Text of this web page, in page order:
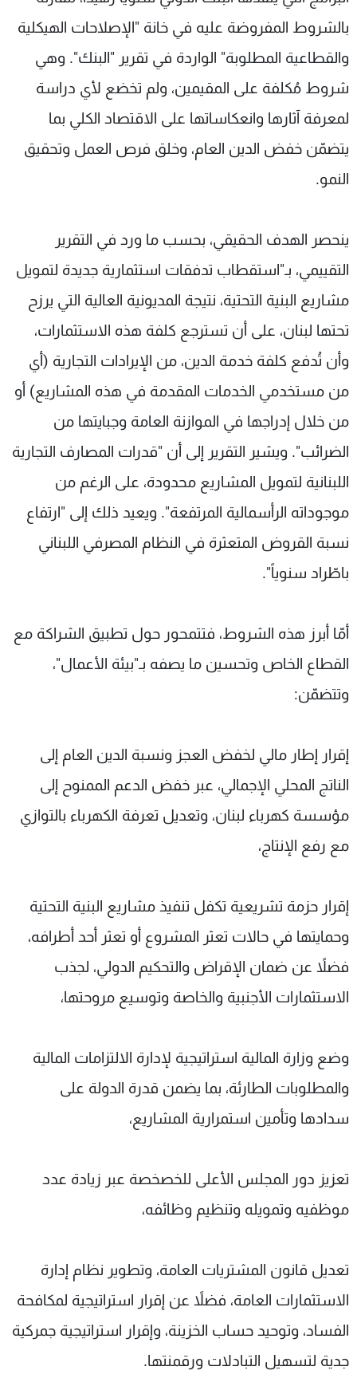
بالشروط المفروضة عليه في خانة "الإصلاحات الهيكلية
والقطاعية المطلوبة" الواردة في تقرير "البنك". وهي
شروط مُكلفة على المقيمين، ولم تخضع لأي دراسة
لمعرفة آثارها وانعكاساتها على الاقتصاد الكلي بما
يتضمّن خفض الدين العام، وخلق فرص العمل وتحقيق
النمو.
ينحصر الهدف الحقيقي، بحسب ما ورد في التقرير
التقييمي، بـ"استقطاب تدفقات استثمارية جديدة لتمويل
مشاريع البنية التحتية، نتيجة المديونية العالية التي يرزح
تحتها لبنان، على أن تسترجع كلفة هذه الاستثمارات،
وأن تُدفع كلفة خدمة الدين، من الإيرادات التجارية (أي
من مستخدمي الخدمات المقدمة في هذه المشاريع) أو
من خلال إدراجها في الموازنة العامة وجبايتها من
الضرائب". ويشير التقرير إلى أن "قدرات المصارف التجارية
اللبنانية لتمويل المشاريع محدودة، على الرغم من
موجوداته الرأسمالية المرتفعة". ويعيد ذلك إلى "ارتفاع
نسبة القروض المتعثرة في النظام المصرفي اللبناني
باطّراد سنوياً".
أمّا أبرز هذه الشروط، فتتمحور حول تطبيق الشراكة مع
القطاع الخاص وتحسين ما يصفه بـ"بيئة الأعمال"،
وتتضمّن:
إقرار إطار مالي لخفض العجز ونسبة الدين العام إلى
الناتج المحلي الإجمالي، عبر خفض الدعم الممنوح إلى
مؤسسة كهرباء لبنان، وتعديل تعرفة الكهرباء بالتوازي
مع رفع الإنتاج،
إقرار حزمة تشريعية تكفل تنفيذ مشاريع البنية التحتية
وحمايتها في حالات تعثر المشروع أو تعثر أحد أطرافه،
فضلاً عن ضمان الإقراض والتحكيم الدولي، لجذب
الاستثمارات الأجنبية والخاصة وتوسيع مروحتها،
وضع وزارة المالية استراتيجية لإدارة الالتزامات المالية
والمطلوبات الطارئة، بما يضمن قدرة الدولة على
سدادها وتأمين استمرارية المشاريع،
تعزيز دور المجلس الأعلى للخصخصة عبر زيادة عدد
موظفيه وتمويله وتنظيم وظائفه،
تعديل قانون المشتريات العامة، وتطوير نظام إدارة
الاستثمارات العامة، فضلاً عن إقرار استراتيجية لمكافحة
الفساد، وتوحيد حساب الخزينة، وإقرار استراتيجية جمركية
جدية لتسهيل التبادلات ورقمنتها.